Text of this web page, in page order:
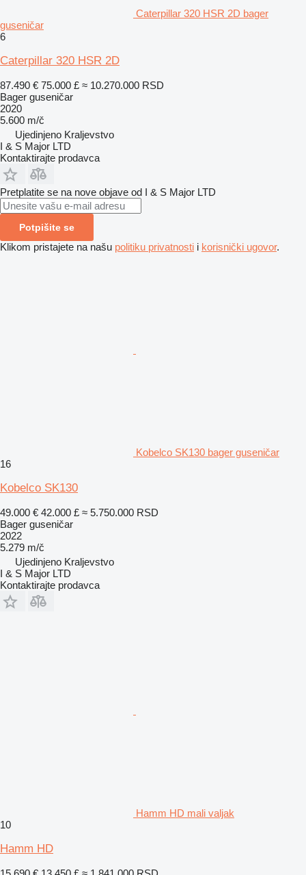
Caterpillar 320 HSR 2D bager
guseničar
6
Caterpillar 320 HSR 2D
87.490 € 75.000 £ ≈ 10.270.000 RSD
Bager guseničar
2020
5.600 m/č
Ujedinjeno Kraljevstvo
I & S Major LTD
Kontaktirajte prodavca
Pretplatite se na nove objave od I & S Major LTD
Potpišite se
Klikom pristajete na našu politiku privatnosti i korisnički ugovor.
Kobelco SK130 bager guseničar
16
Kobelco SK130
49.000 € 42.000 £ ≈ 5.750.000 RSD
Bager guseničar
2022
5.279 m/č
Ujedinjeno Kraljevstvo
I & S Major LTD
Kontaktirajte prodavca
Hamm HD mali valjak
10
Hamm HD